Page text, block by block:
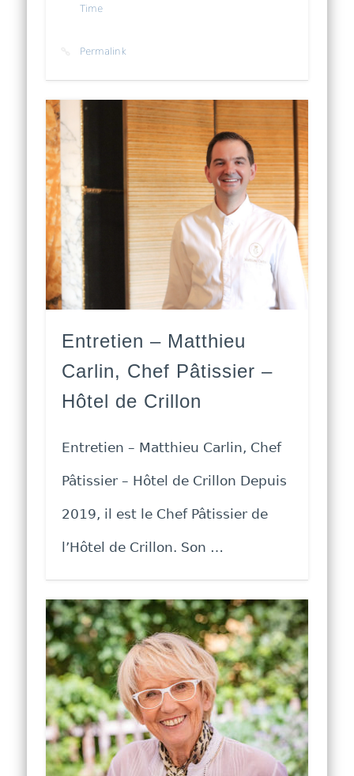
Time
Permalink
Entretien – Matthieu
Carlin, Chef Pâtissier –
Hôtel de Crillon
Entretien – Matthieu Carlin, Chef
Pâtissier – Hôtel de Crillon Depuis
2019, il est le Chef Pâtissier de
l’Hôtel de Crillon. Son …